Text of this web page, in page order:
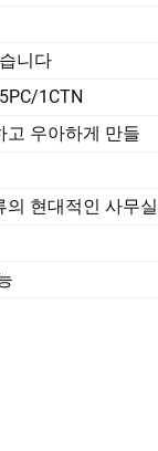
니다
1CTN
고 우아하게 만들
의 현대적인 사무